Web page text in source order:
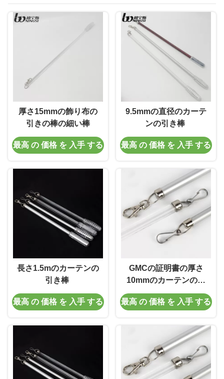
厚さ15mmの飾り布の
引きの棒の細い棒
最高 の 価格 を 入手 する
9.5mmの直径のカーテ
ンの引き棒
最高 の 価格 を 入手 する
長さ1.5mのカーテンの
引き棒
最高 の 価格 を 入手 する
GMCの証明書の厚さ
10mmのカーテンの引
きの棒のカーテンのカ
ーテンの引くこと棒
最高 の 価格 を 入手 する